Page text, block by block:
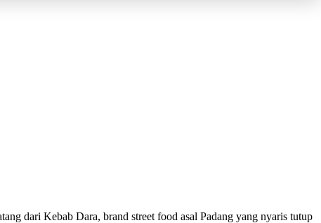
dari Kebab Dara, brand street food asal Padang yang nyaris tutup